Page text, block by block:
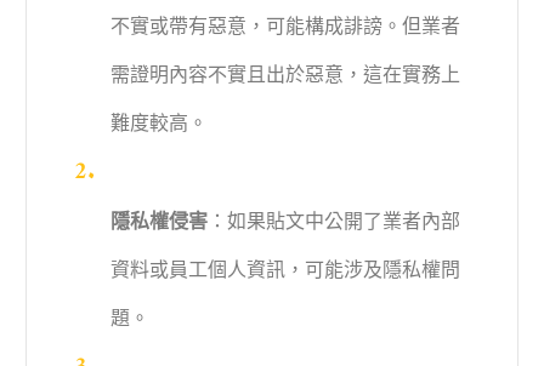
不實或帶有惡意，可能構成誹謗。但業者
需證明內容不實且出於惡意，這在實務上
難度較高。
隱私權侵害：如果貼文中公開了業者內部
資料或員工個人資訊，可能涉及隱私權問
題。